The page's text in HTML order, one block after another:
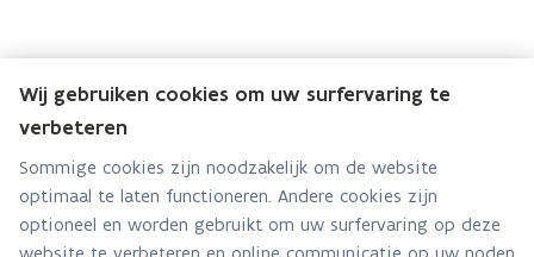
Team HR
Hebt u een vraag voor dit team? Stel ze hier:
Via contact formulier
Wij gebruiken cookies om uw surfervaring te
verbeteren
Sommige cookies zijn noodzakelijk om de website
optimaal te laten functioneren. Andere cookies zijn
optioneel en worden gebruikt om uw surfervaring op deze